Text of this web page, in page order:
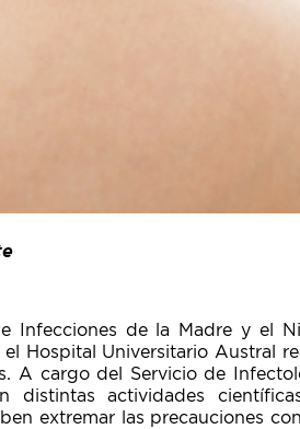
Infecciones de la Madre y el
Hospital Universitario Austral
A cargo del Servicio de
distintas actividades
extremar las precauciones